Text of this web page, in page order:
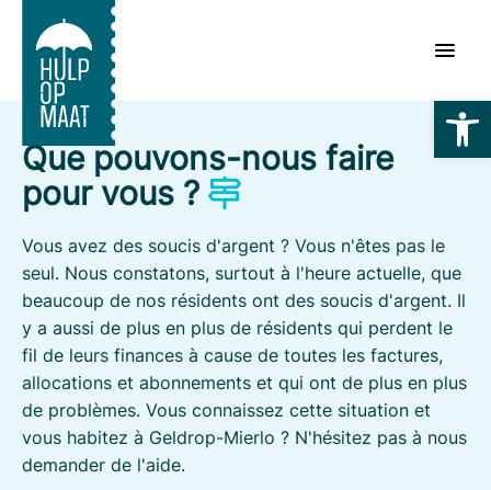
Ouvrir
content
Que pouvons-nous faire
pour vous ?
Vous avez des soucis d'argent ? Vous n'êtes pas le
seul. Nous constatons, surtout à l'heure actuelle, que
beaucoup de nos résidents ont des soucis d'argent. Il
y a aussi de plus en plus de résidents qui perdent le
fil de leurs finances à cause de toutes les factures,
allocations et abonnements et qui ont de plus en plus
de problèmes. Vous connaissez cette situation et
vous habitez à Geldrop-Mierlo ? N'hésitez pas à nous
demander de l'aide.